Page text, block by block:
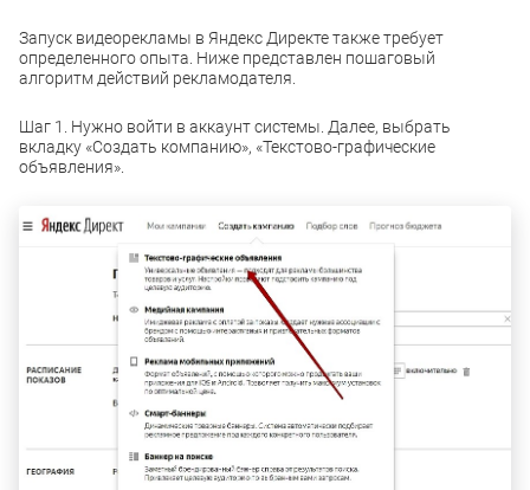
Запуск видеорекламы в Яндекс Директе также требует
определенного опыта. Ниже представлен пошаговый
алгоритм действий рекламодателя.
Шаг 1. Нужно войти в аккаунт системы. Далее, выбрать
вкладку «Создать компанию», «Текстово-графические
объявления».